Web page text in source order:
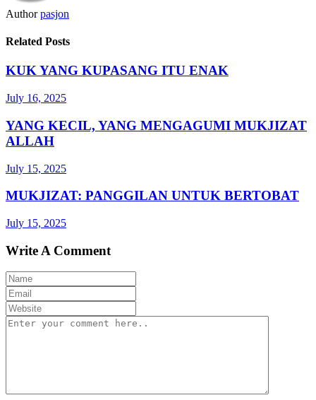
Author pasjon
Related Posts
KUK YANG KUPASANG ITU ENAK
July 16, 2025
YANG KECIL, YANG MENGAGUMI MUKJIZAT
ALLAH
July 15, 2025
MUKJIZAT: PANGGILAN UNTUK BERTOBAT
July 15, 2025
Write A Comment